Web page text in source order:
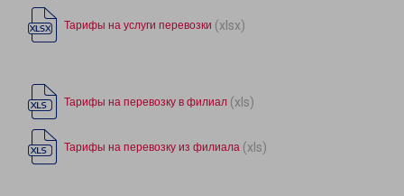
Тарифы на услуги перевозки (xlsx)
Тарифы на перевозку в филиал (xls)
Тарифы на перевозку из филиала (xls)